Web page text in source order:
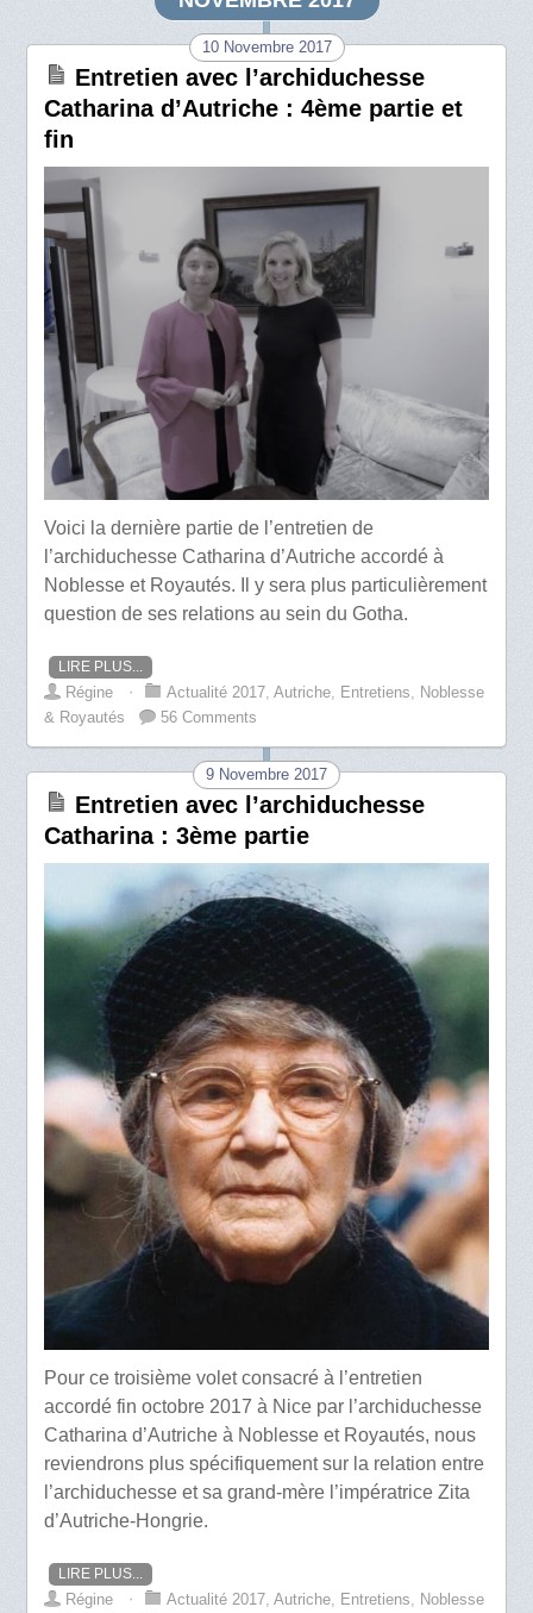
10 Novembre 2017
Entretien avec l’archiduchesse
Catharina d’Autriche : 4ème partie et
fin
Voici la dernière partie de l’entretien de
l’archiduchesse Catharina d’Autriche accordé à
Noblesse et Royautés. Il y sera plus particulièrement
question de ses relations au sein du Gotha.
LIRE PLUS...
Régine ⋅ Actualité 2017,Autriche, Entretiens, Noblesse
& Royautés
56 Comments
9 Novembre 2017
Entretien avec l’archiduchesse
Catharina : 3ème partie
Pour ce troisième volet consacré à l’entretien
accordé fin octobre 2017 à Nice par l’archiduchesse
Catharina d’Autriche à Noblesse et Royautés, nous
reviendrons plus spécifiquement sur la relation entre
l’archiduchesse et sa grand-mère l’impératrice Zita
d’Autriche-Hongrie.
LIRE PLUS...
Régine ⋅ Actualité 2017 ,Autriche Entretiens
Noblesse